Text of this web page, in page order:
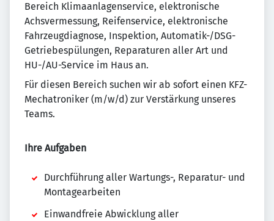
Bereich Klimaanlagenservice, elektronische
Achsvermessung, Reifenservice, elektronische
Fahrzeugdiagnose, Inspektion, Automatik-/DSG-
Getriebespülungen, Reparaturen aller Art und
HU-/AU-Service im Haus an.
Für diesen Bereich suchen wir ab sofort einen KFZ-
Mechatroniker (m/w/d) zur Verstärkung unseres
Teams.
Ihre Aufgaben
Durchführung aller Wartungs-, Reparatur- und
Montagearbeiten
Einwandfreie Abwicklung aller